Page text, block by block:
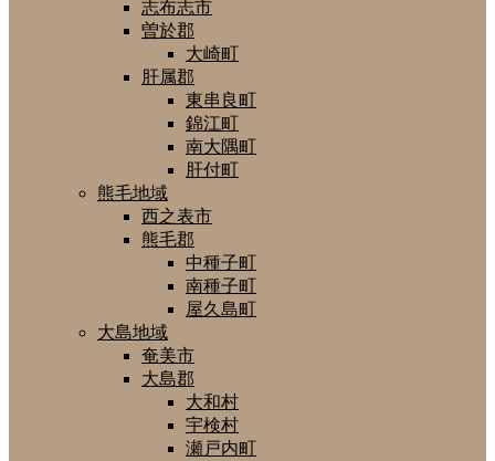
志布志市
曽於郡
大崎町
肝属郡
東串良町
錦江町
南大隅町
肝付町
熊毛地域
西之表市
熊毛郡
中種子町
南種子町
屋久島町
大島地域
奄美市
大島郡
大和村
宇検村
瀬戸内町